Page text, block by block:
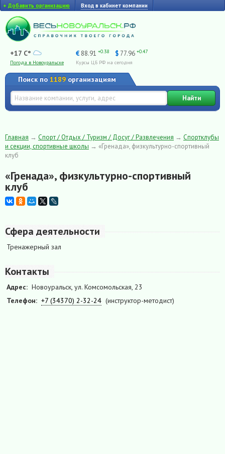
+ Добавить организацию Вход в кабинет компании
+17 C°
Погода в Новоуральске
€ 88.91 +0.38 $ 77.96 +0.47
Курсы ЦБ РФ на сегодня
Поиск по 1189 организациям
Найти
Главная → Спорт / Отдых / Туризм / Досуг / Развлечения → Спортклубы
и секции, спортивные школы → «Гренада», физкультурно-спортивный
клуб
«Гренада», физкультурно-спортивный
клуб
Сфера деятельности
Тренажерный зал
Контакты
Адрес: Новоуральск, ул. Комсомольская, 23
Телефон: +7 (34370) 2-32-24 (инструктор-методист)